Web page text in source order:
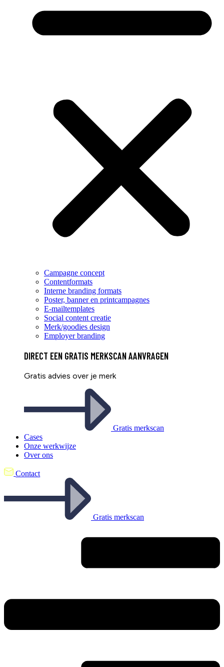
Campagne concept
Contentformats
Interne branding formats
Poster, banner en printcampagnes
E-mailtemplates
Social content creatie
Merk/goodies design
Employer branding
DIRECT EEN GRATIS MERKSCAN AANVRAGEN
Gratis advies over je merk
Gratis merkscan
Cases
Onze werkwijze
Over ons
Contact
Gratis merkscan